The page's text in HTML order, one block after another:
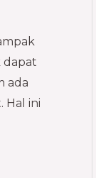
dapat
ada
Hal ini